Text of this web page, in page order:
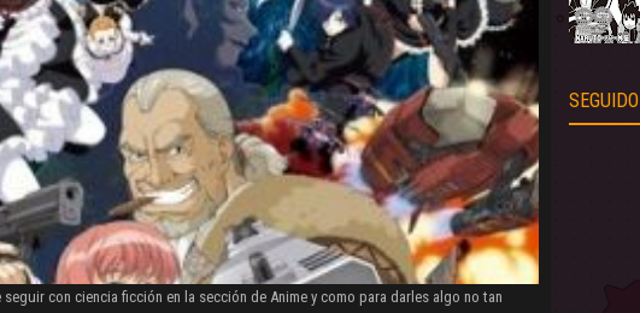
seguir con ciencia ficción en la sección de Anime y como para darles algo no tan